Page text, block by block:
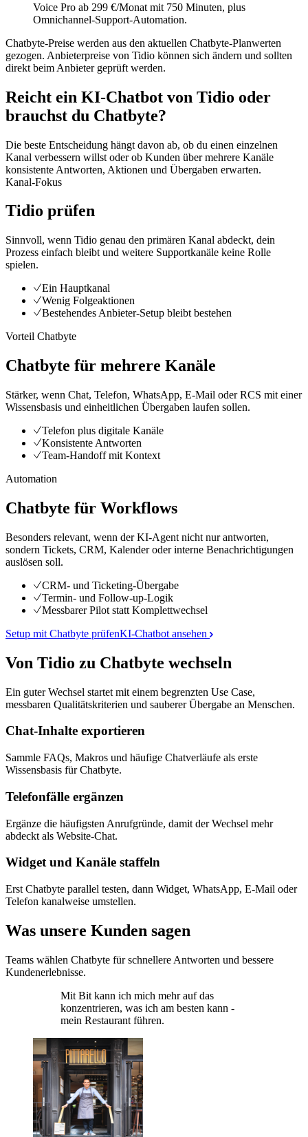
Voice Pro ab 299 €/Monat mit 750 Minuten, plus
Omnichannel-Support-Automation.
Chatbyte-Preise werden aus den aktuellen Chatbyte-Planwerten
gezogen. Anbieterpreise von Tidio können sich ändern und sollten
direkt beim Anbieter geprüft werden.
Reicht ein KI-Chatbot von Tidio oder
brauchst du Chatbyte?
Die beste Entscheidung hängt davon ab, ob du einen einzelnen
Kanal verbessern willst oder ob Kunden über mehrere Kanäle
konsistente Antworten, Aktionen und Übergaben erwarten.
Kanal-Fokus
Tidio prüfen
Sinnvoll, wenn Tidio genau den primären Kanal abdeckt, dein
Prozess einfach bleibt und weitere Supportkanäle keine Rolle
spielen.
Ein Hauptkanal
Wenig Folgeaktionen
Bestehendes Anbieter-Setup bleibt bestehen
Vorteil Chatbyte
Chatbyte für mehrere Kanäle
Stärker, wenn Chat, Telefon, WhatsApp, E-Mail oder RCS mit einer
Wissensbasis und einheitlichen Übergaben laufen sollen.
Telefon plus digitale Kanäle
Konsistente Antworten
Team-Handoff mit Kontext
Automation
Chatbyte für Workflows
Besonders relevant, wenn der KI-Agent nicht nur antworten,
sondern Tickets, CRM, Kalender oder interne Benachrichtigungen
auslösen soll.
CRM- und Ticketing-Übergabe
Termin- und Follow-up-Logik
Messbarer Pilot statt Komplettwechsel
Setup mit Chatbyte prüfenKI-Chatbot ansehen
Von Tidio zu Chatbyte wechseln
Ein guter Wechsel startet mit einem begrenzten Use Case,
messbaren Qualitätskriterien und sauberer Übergabe an Menschen.
Chat-Inhalte exportieren
Sammle FAQs, Makros und häufige Chatverläufe als erste
Wissensbasis für Chatbyte.
Telefonfälle ergänzen
Ergänze die häufigsten Anrufgründe, damit der Wechsel mehr
abdeckt als Website-Chat.
Widget und Kanäle staffeln
Erst Chatbyte parallel testen, dann Widget, WhatsApp, E-Mail oder
Telefon kanalweise umstellen.
Was unsere Kunden sagen
Teams wählen Chatbyte für schnellere Antworten und bessere
Kundenerlebnisse.
Mit Bit kann ich mich mehr auf das
konzentrieren, was ich am besten kann -
mein Restaurant führen.